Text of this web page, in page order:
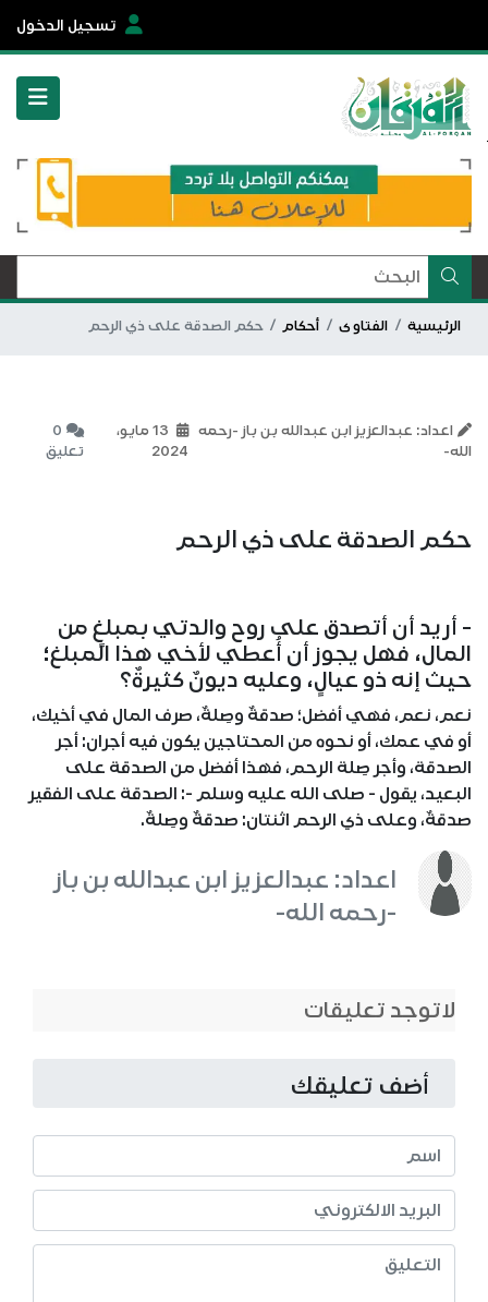
تسجيل الدخول
الرئيسية الفتاوى أحكام حكم الصدقة على ذي الرحم
اعداد: عبدالعزيز ابن عبدالله بن باز -رحمه
الله-
13 مايو،
2024
0
تعليق
حكم الصدقة على ذي الرحم
- أريد أن أتصدق على روح والدتي بمبلغٍ من
المال، فهل يجوز أن أُعطي لأخي هذا المبلغ؛
حيث إنه ذو عيالٍ، وعليه ديونٌ كثيرةٌ؟
نعم، نعم، فهي أفضل؛ صدقةٌ وصِلةٌ، صرف المال في أخيك،
أو في عمك، أو نحوه من المحتاجين يكون فيه أجران: أجر
الصدقة، وأجر صِلة الرحم، فهذا أفضل من الصدقة على
البعيد، يقول - صلى الله عليه وسلم -: الصدقة على الفقير
صدقةٌ، وعلى ذي الرحم اثنتان: صدقةٌ وصِلةٌ.
اعداد: عبدالعزيز ابن عبدالله بن باز
-رحمه الله-
لاتوجد تعليقات
أضف تعليقك